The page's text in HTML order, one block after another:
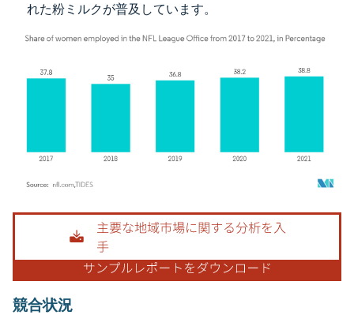
れた粉ミルクが普及しています。
画像 © Mordor Intelligence。再利用にはCC BY 4.0の表示が必要です。
競合状況